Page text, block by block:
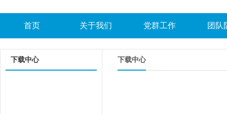
首页 关于我们 党群工作 团队
下载中心 下载中心